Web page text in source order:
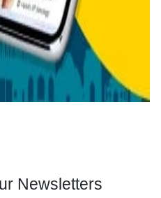
Newsletters